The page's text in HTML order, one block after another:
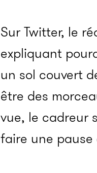
Sur Twitter, le
expliquant
un sol couvert
être des
vue, le cadreur
faire une pause